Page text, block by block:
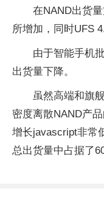
在NAND出货
所增加，同时UFS
由于智能手机
出货量下降。
虽然高端和旗
密度离散NAND产
增长javascript非常
总出货量中占据了